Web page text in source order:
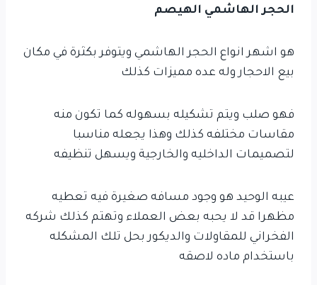
الحجر الهاشمي الهيصم
هو اشهر انواع الحجر الهاشمي ويتوفر بكثرة في مكان
بيع الاحجار وله عده مميزات كذلك
فهو صلب ويتم تشكيله بسهوله كما تكون منه
مقاسات مختلفه كذلك وهذا يجعله مناسبا
لتصميمات الداخليه والخارجية ويسهل تنظيفه
عيبه الوحيد هو وجود مسافه صغيرة فيه تعطيه
مظهرا قد لا يحبه بعض العملاء وتهتم كذلك شركه
الفخراني للمقاولات والديكور بحل تلك المشكله
باستخدام ماده لاصقه